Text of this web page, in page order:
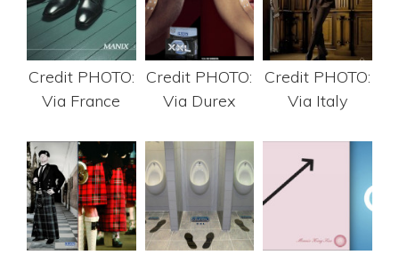
Credit PHOTO:
Via France
Credit PHOTO:
Via Durex
Credit PHOTO:
Via Italy